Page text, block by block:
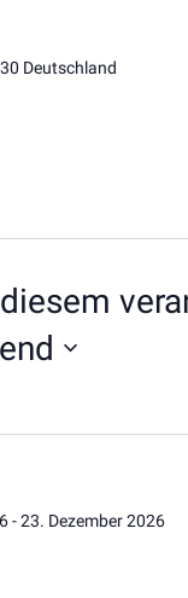
Deutschland
-23. Dezember 2026